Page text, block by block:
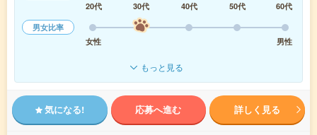
20代
30代 40代 50代
60代
男女比率
女性
男性
もっと見る
気になる! 応募へ進む 詳しく見る